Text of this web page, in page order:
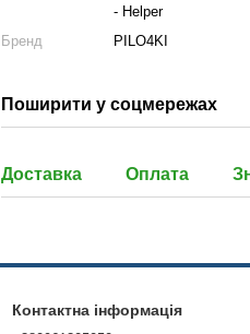
- Helper
Бренд
PILO4KI
Поширити у соцмережах
Доставка Оплата
Контактна інформація